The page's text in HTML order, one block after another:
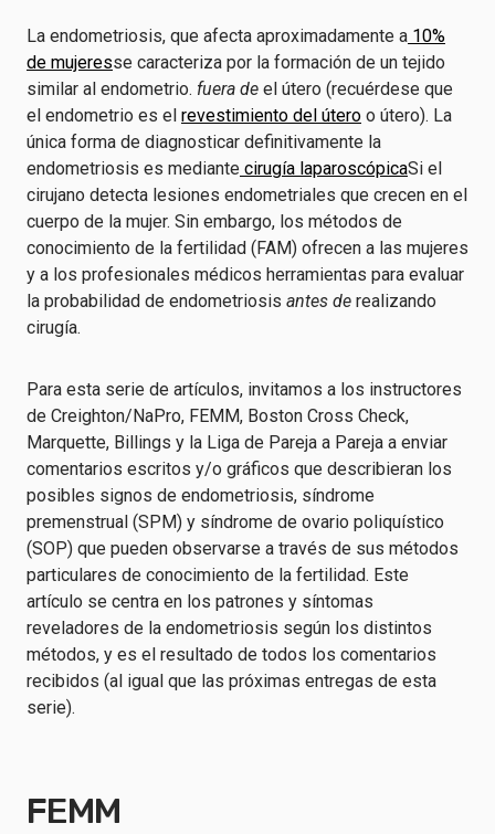
La endometriosis, que afecta aproximadamente a 10%
de mujeresse caracteriza por la formación de un tejido
similar al endometrio. fuera de el útero (recuérdese que
el endometrio es el revestimiento del útero o útero). La
única forma de diagnosticar definitivamente la
endometriosis es mediante cirugía laparoscópicaSi el
cirujano detecta lesiones endometriales que crecen en el
cuerpo de la mujer. Sin embargo, los métodos de
conocimiento de la fertilidad (FAM) ofrecen a las mujeres
y a los profesionales médicos herramientas para evaluar
la probabilidad de endometriosis antes de realizando
cirugía.
Para esta serie de artículos, invitamos a los instructores
de Creighton/NaPro, FEMM, Boston Cross Check,
Marquette, Billings y la Liga de Pareja a Pareja a enviar
comentarios escritos y/o gráficos que describieran los
posibles signos de endometriosis, síndrome
premenstrual (SPM) y síndrome de ovario poliquístico
(SOP) que pueden observarse a través de sus métodos
particulares de conocimiento de la fertilidad. Este
artículo se centra en los patrones y síntomas
reveladores de la endometriosis según los distintos
métodos, y es el resultado de todos los comentarios
recibidos (al igual que las próximas entregas de esta
serie).
FEMM